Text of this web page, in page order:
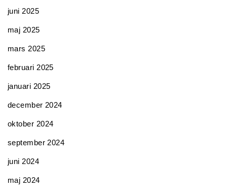
juni 2025
maj 2025
mars 2025
februari 2025
januari 2025
december 2024
oktober 2024
september 2024
juni 2024
maj 2024